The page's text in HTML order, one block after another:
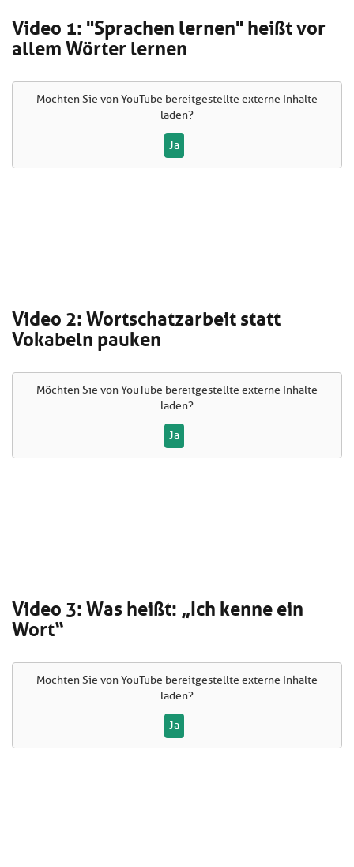
Video 1: "Sprachen lernen" heißt vor
allem Wörter lernen
Möchten Sie vonYouTube bereitgestellte externe Inhalte
laden?
Ja
Video 2: Wortschatzarbeit statt
Vokabeln pauken
Möchten Sie vonYouTube bereitgestellte externe Inhalte
laden?
Ja
Video 3: Was heißt: „Ich kenne ein
Wort“
Möchten Sie vonYouTube bereitgestellte externe Inhalte
laden?
Ja